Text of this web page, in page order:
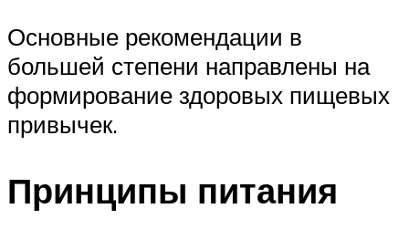
Основные рекомендации в
большей степени направлены на
формирование здоровых пищевых
привычек.
Принципы питания